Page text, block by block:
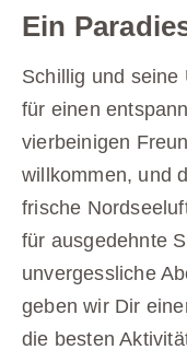
Ein
Schillig und seine
für einen
vierbeinigen
willkommen, und
frische
für ausgedehnte
unvergessliche
geben wir Dir
die besten